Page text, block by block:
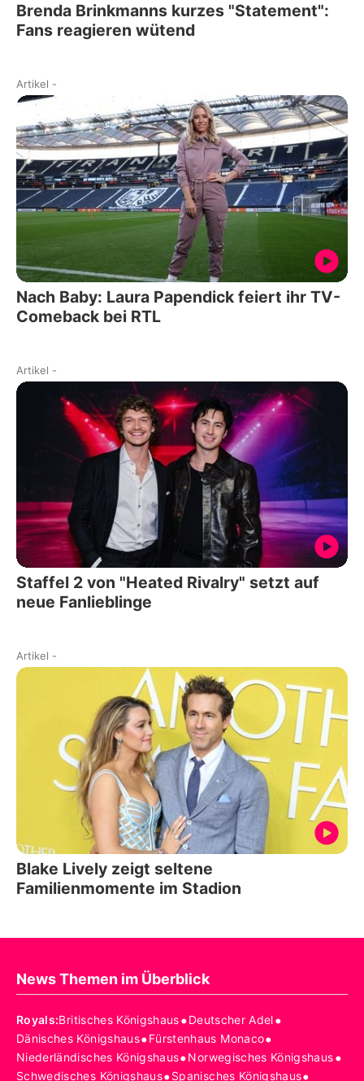
Brenda Brinkmanns kurzes "Statement":
Fans reagieren wütend
Artikel -
Nach Baby: Laura Papendick feiert ihr TV-
Comeback bei RTL
Artikel -
Staffel 2 von "Heated Rivalry" setzt auf
neue Fanlieblinge
Artikel -
Blake Lively zeigt seltene
Familienmomente im Stadion
News Themen im Überblick
Royals:Britisches Königshaus•Deutscher Adel•
Dänisches Königshaus•Fürstenhaus Monaco•
Niederländisches Königshaus•Norwegisches Königshaus•
Schwedisches Königshaus•Spanisches Königshaus•